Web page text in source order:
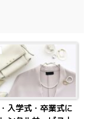
入学式・卒業式に